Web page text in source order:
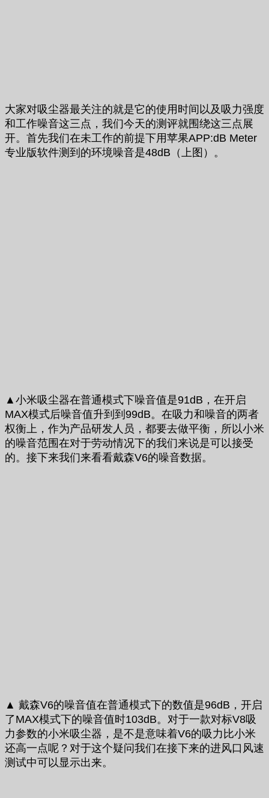
大家对吸尘器最关注的就是它的使用时间以及吸力强度
和工作噪音这三点，我们今天的测评就围绕这三点展
开。首先我们在未工作的前提下用苹果APP:dB Meter
专业版软件测到的环境噪音是48dB（上图）。
▲小米吸尘器在普通模式下噪音值是91dB，在开启
MAX模式后噪音值升到到99dB。在吸力和噪音的两者
权衡上，作为产品研发人员，都要去做平衡，所以小米
的噪音范围在对于劳动情况下的我们来说是可以接受
的。接下来我们来看看戴森V6的噪音数据。
▲ 戴森V6的噪音值在普通模式下的数值是96dB，开启
了MAX模式下的噪音值时103dB。对于一款对标V8吸
力参数的小米吸尘器，是不是意味着V6的吸力比小米
还高一点呢？对于这个疑问我们在接下来的进风口风速
测试中可以显示出来。